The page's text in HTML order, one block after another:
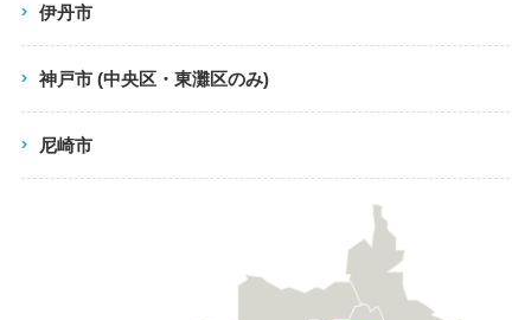
伊丹市
神戸市 (中央区・東灘区のみ)
尼崎市